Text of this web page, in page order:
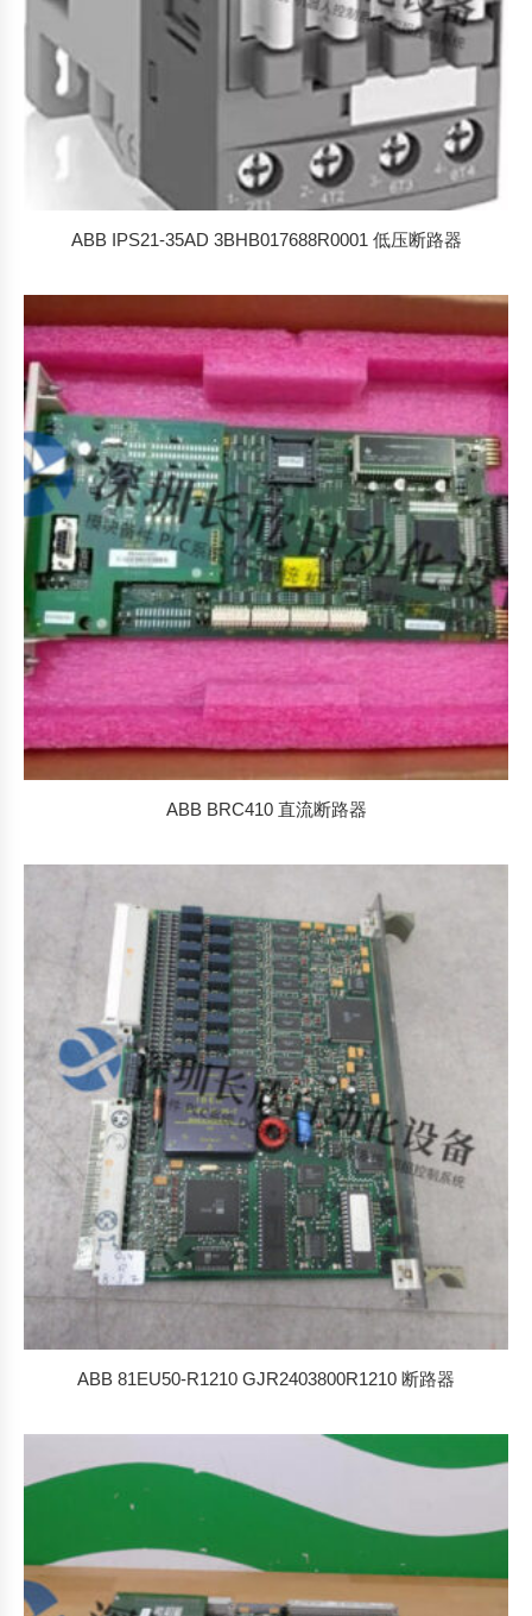
ABB IPS21-35AD 3BHB017688R0001 低压断路器
ABB BRC410 直流断路器
ABB 81EU50-R1210 GJR2403800R1210 断路器